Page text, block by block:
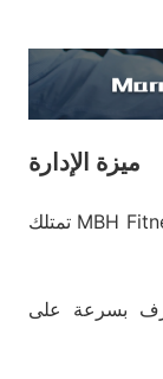
ميزة الإدارة
تمتلك MBH Fitness مشاريع نموذجية وشركاء في العديد من
بسرعة على